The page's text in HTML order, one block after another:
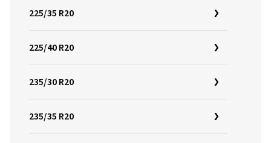
225/35 R20
225/40 R20
235/30 R20
235/35 R20